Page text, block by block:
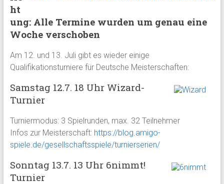
ht
ung: Alle Termine wurden um genau eine
Woche verschoben
Am 12. und 13. Juli gibt es wieder einige
Qualifikationsturniere für Deutsche Meisterschaften:
Samstag 12.7. 18 Uhr Wizard-
Turnier
Turniermodus: 3 Spielrunden, max. 32 Teilnehmer
Infos zur Meisterschaft: https://blog.amigo-
spiele.de/gesellschaftsspiele/turnierserien/
Sonntag 13.7. 13 Uhr 6nimmt!
Turnier